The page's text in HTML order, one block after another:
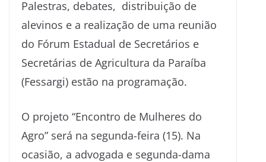
Palestras, debates, distribuição de
alevinos e a realização de uma reunião
do Fórum Estadual de Secretários e
Secretárias de Agricultura da Paraíba
(Fessargi) estão na programação.
O projeto “Encontro de Mulheres do
Agro” será na segunda-feira (15). Na
ocasião, a advogada e segunda-dama